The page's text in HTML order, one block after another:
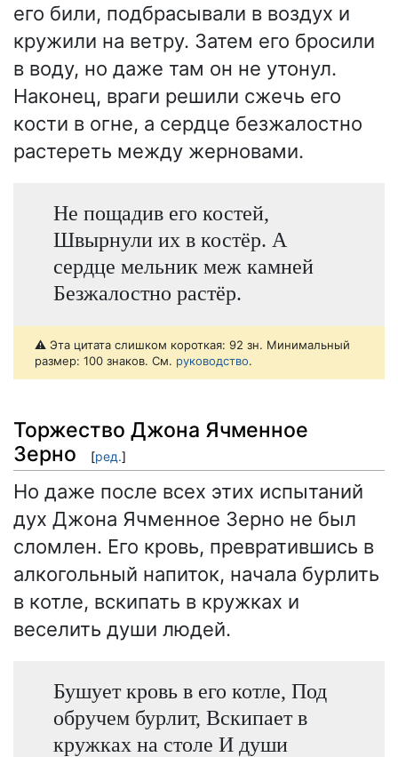
его били, подбрасывали в воздух и
кружили на ветру. Затем его бросили
в воду, но даже там он не утонул.
Наконец, враги решили сжечь его
кости в огне, а сердце безжалостно
растереть между жерновами.
Не пощадив его костей,
Швырнули их в костёр. А
сердце мельник меж камней
Безжалостно растёр.
⚠️ Эта цитата слишком короткая: 92 зн. Минимальный
размер: 100 знаков. См. руководство.
Торжество Джона Ячменное
Зерно
[ред.]
Но даже после всех этих испытаний
дух Джона Ячменное Зерно не был
сломлен. Его кровь, превратившись в
алкогольный напиток, начала бурлить
в котле, вскипать в кружках и
веселить души людей.
Бушует кровь в его котле, Под
обручем бурлит, Вскипает в
кружках на столе И души